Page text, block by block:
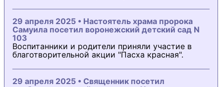
29 апреля 2025 • Настоятель храма пророка
Самуила посетил воронежский детский сад N
103
Воспитанники и родители приняли участие в
благотворительной акции "Пасха красная".
29 апреля 2025 • Священник посетил